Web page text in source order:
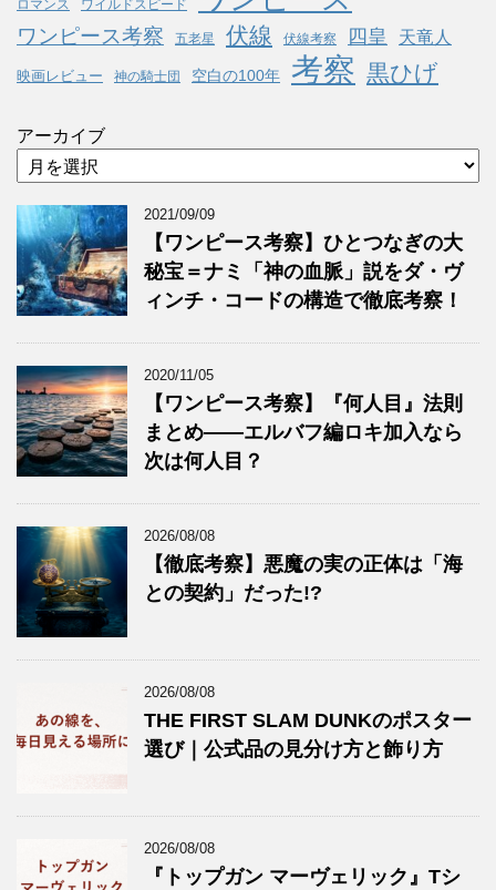
ロマンス ワイルドスピード
ワンピース考察 五老星 伏線 伏線考察 四皇 天竜人
映画レビュー 神の騎士団 空白の100年 考察 黒ひげ
アーカイブ
2021/09/09
【ワンピース考察】ひとつなぎの大
秘宝＝ナミ「神の血脈」説をダ・ヴ
ィンチ・コードの構造で徹底考察！
2020/11/05
【ワンピース考察】『何人目』法則
まとめ——エルバフ編ロキ加入なら
次は何人目？
2026/08/08
【徹底考察】悪魔の実の正体は「海
との契約」だった!?
2026/08/08
THE FIRST SLAM DUNKのポスター
選び｜公式品の見分け方と飾り方
2026/08/08
『トップガン マーヴェリック』Tシ